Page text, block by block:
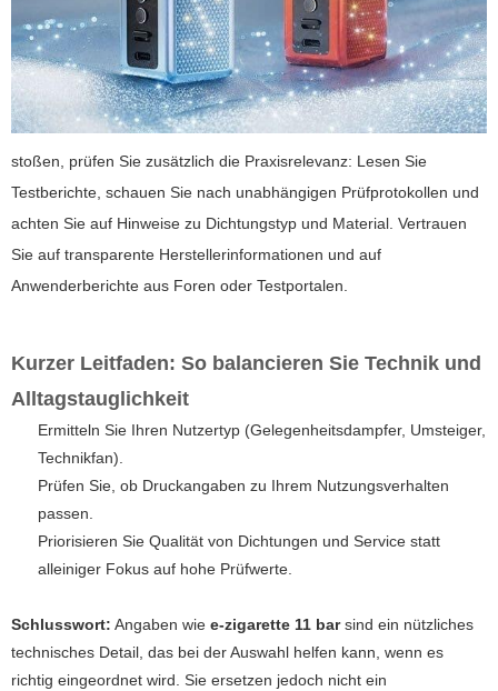
stoßen, prüfen Sie zusätzlich die Praxisrelevanz: Lesen Sie
Testberichte, schauen Sie nach unabhängigen Prüfprotokollen und
achten Sie auf Hinweise zu Dichtungstyp und Material. Vertrauen
Sie auf transparente Herstellerinformationen und auf
Anwenderberichte aus Foren oder Testportalen.
Kurzer Leitfaden: So balancieren Sie Technik und
Alltagstauglichkeit
Ermitteln Sie Ihren Nutzertyp (Gelegenheitsdampfer, Umsteiger,
Technikfan).
Prüfen Sie, ob Druckangaben zu Ihrem Nutzungsverhalten
passen.
Priorisieren Sie Qualität von Dichtungen und Service statt
alleiniger Fokus auf hohe Prüfwerte.
Schlusswort: Angaben wie e-zigarette 11 barsind ein nützliches
technisches Detail, das bei der Auswahl helfen kann, wenn es
richtig eingeordnet wird. Sie ersetzen jedoch nicht ein